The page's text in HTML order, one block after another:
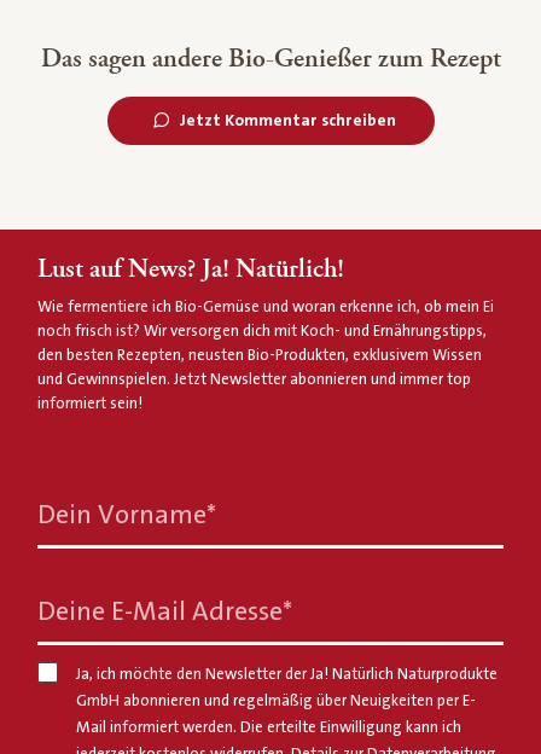
Das sagen andere Bio-Genießer zum Rezept
Jetzt Kommentar schreiben
Lust auf News? Ja! Natürlich!
Wie fermentiere ich Bio-Gemüse und woran erkenne ich, ob mein Ei
noch frisch ist? Wir versorgen dich mit Koch- und Ernährungstipps,
den besten Rezepten, neusten Bio-Produkten, exklusivem Wissen
und Gewinnspielen. Jetzt Newsletter abonnieren und immer top
informiert sein!
Dein Vorname*
Deine E-Mail Adresse*
Ja, ich möchte den Newsletter der Ja! Natürlich Naturprodukte
GmbH abonnieren und regelmäßig über Neuigkeiten per E-
Mail informiert werden. Die erteilte Einwilligung kann ich